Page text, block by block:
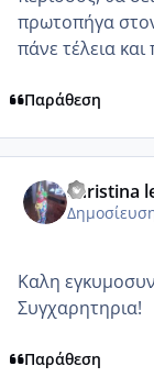
πρωτοπήγα
πάνε τέλεια
Παράθεση
christina
Καλη
Συγχαρητηρια!
Παράθεση